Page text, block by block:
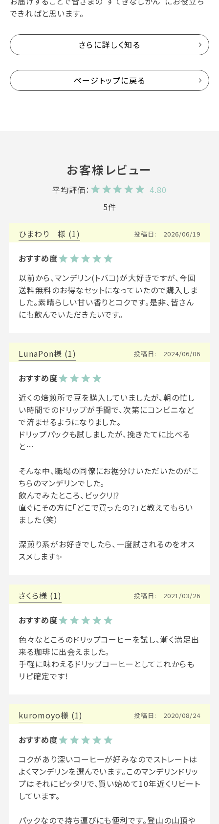
できればと思います。
さらに詳しく知る
ページトップに戻る
4.80
5
ひまわり 1 投稿日 2026/06/19
以前から、マンデリン(トバコ)が大好きですが、今回
送料無料のお得なセットになっていたので購入しま
した。素晴らしい甘い香りとコクです。是非、皆さん
にも飲んでいただきたいです。
LunaPon 1 投稿日 2024/06/06
近くの焙煎所で豆を購入していましたが、朝の忙し
い時間でのドリップが手間で、次第にコンビニなど
で済ませるようになりました。
ドリップパックも試しましたが、挽きたてに比べる
と…
そんな中、職場の同僚にお裾分けいただいたのがこ
ちらのマンデリンでした。
飲んでみたところ、ビックリ⁉️
直ぐにその方に「どこで買ったの？」と教えてもらい
ました（笑）
深煎り系がお好きでしたら、一度試されるのをオス
スメします✨
さくら 1 投稿日 2021/03/26
色々なところのドリップコーヒーを試し、漸く満足出
来る珈琲に出会えました。
手軽に味わえるドリップコーヒーとしてこれからも
リピ確定です!
kuromoyo 1 投稿日 2020/08/24
コクがあり深いコーヒーが好みなのでストレートは
よくマンデリンを選んでいます。このマンデリンドリッ
プはそれにピッタリで、買い始めて10年近くリピート
しています。
パックなので持ち運びにも便利です。登山の山頂や